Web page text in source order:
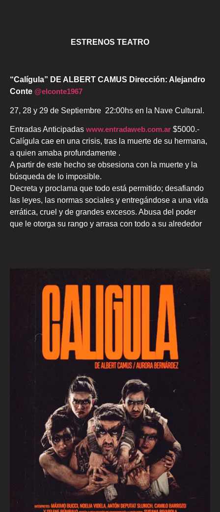
ESTRENOS TEATRO
“Calígula” DE ALBERT CAMUS Dirección: Alejandro
Conte @elconte1967
27, 28 y 29 de Septiembre 22:00hs en la Nave Cultural.
Entradas Anticipadas www.entradaweb.com.ar $5000.-
Calígula cae en una crisis, tras la muerte de su hermana,
a quien amaba profundamente .
A partir de este hecho se obsesiona con la muerte y la
búsqueda de lo imposible.
Decreta y proclama que todo está permitido; desafiando
las leyes, las normas sociales y entregándose a una vida
errática, cruel y de grandes excesos. Abusa del poder
que le otorga su rango y arrasa con todo a su alrededor